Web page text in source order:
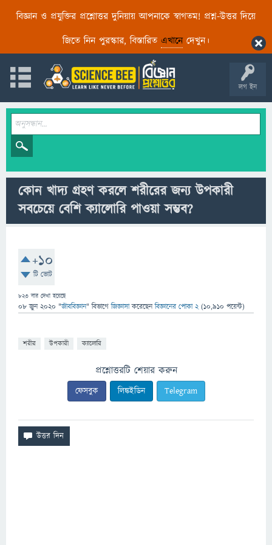
বিজ্ঞান ও প্রযুক্তির প্রশ্নোত্তর দুনিয়ায় আপনাকে স্বাগতম! প্রশ্ন-উত্তর দিয়ে
জিতে নিন পুরস্কার, বিস্তারিত এখানেদেখুন।
লগ ইন
কোন খাদ্য গ্রহণ করলে শরীরের জন্য উপকারী
সবচেয়ে বেশি ক্যালোরি পাওয়া সম্ভব?
+10
টি ভোট
823 বার দেখা হয়েছে
08 জুন 2020 "জীববিজ্ঞান" বিভাগে জিজ্ঞাসাকরেছেনবিজ্ঞানের পোকা 2 (10,910 পয়েন্ট)
শরীর উপকারী ক্যালোরি
প্রশ্নোত্তরটি শেয়ার করুন
ফেসবুক লিঙ্কইডিন Telegram